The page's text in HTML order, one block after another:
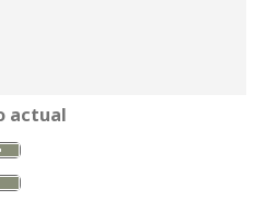
actual